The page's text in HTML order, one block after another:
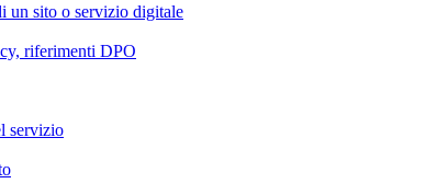
un sito o servizio digitale
riferimenti DPO
servizio